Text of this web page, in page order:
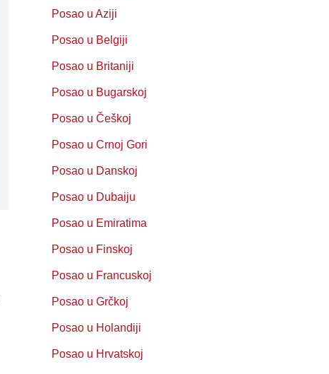
Posao u Aziji
Posao u Belgiji
Posao u Britaniji
Posao u Bugarskoj
Posao u Češkoj
Posao u Crnoj Gori
Posao u Danskoj
Posao u Dubaiju
Posao u Emiratima
Posao u Finskoj
Posao u Francuskoj
Posao u Grčkoj
Posao u Holandiji
Posao u Hrvatskoj